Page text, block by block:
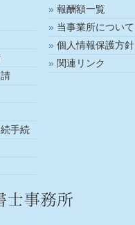
手続
報酬額一覧
当事業所について
個人情報保護方針
関連リンク